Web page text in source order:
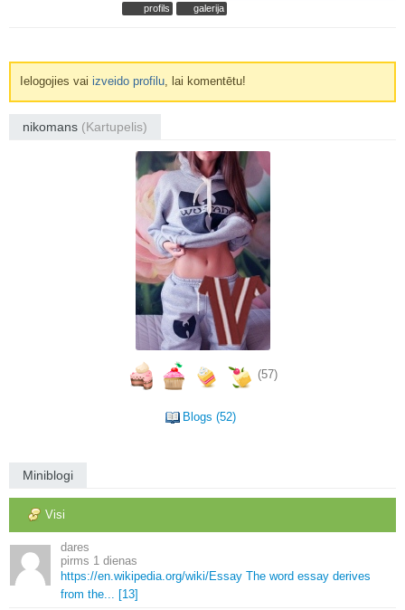
profils galerija
Ielogojies vaiizveido profilu, lai komentētu!
nikomans (Kartupelis)
(57)
Blogs (52)
Miniblogi
Visi
dares
1 dienas
https://en. wikipedia. org/wiki/Essay The word essay derives
from the.
[13]